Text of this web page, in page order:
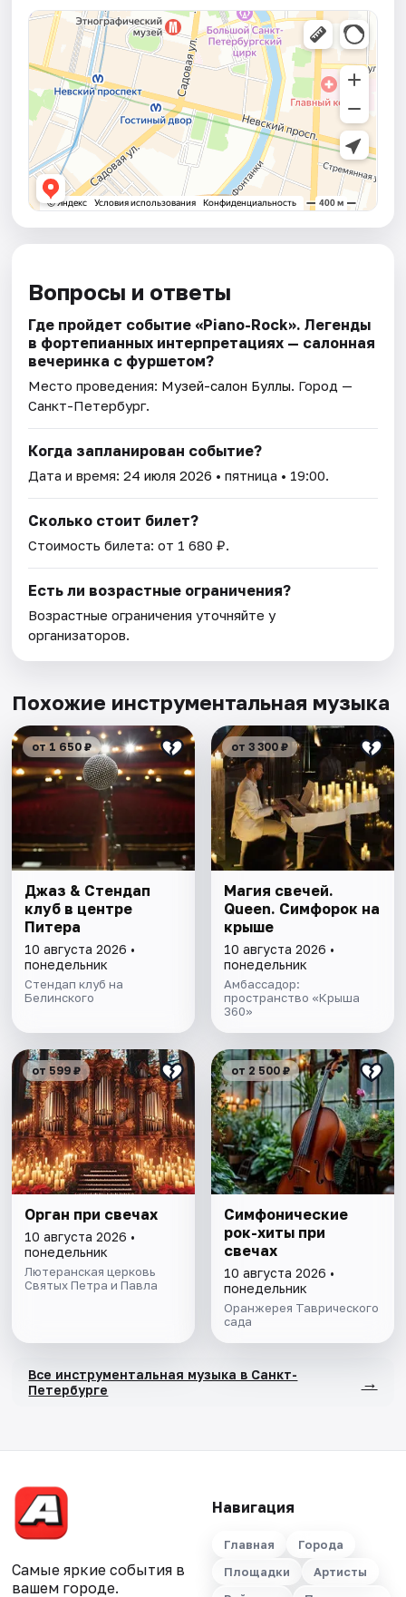
Вопросы и ответы
Где пройдет событие «Piano-Rock». Легенды
в фортепианных интерпретациях — салонная
вечеринка с фуршетом?
Место проведения: Музей-салон Буллы. Город —
Санкт-Петербург.
Когда запланирован событие?
Дата и время:24 июля 2026 • пятница • 19:00.
Сколько стоит билет?
Стоимость билета: от 1 680 ₽.
Есть ли возрастные ограничения?
Возрастные ограничения уточняйте у
организаторов.
Похожие инструментальная музыка
от 1 650 ₽
Джаз & Стендап
клуб в центре
Питера
10 августа 2026 •
понедельник
Стендап клуб на
Белинского
от 3 300 ₽
Магия свечей.
Queen. Симфорок на
крыше
10 августа 2026 •
понедельник
Амбассадор:
пространство «Крыша
360»
от 599 ₽
Орган при свечах
10 августа 2026 •
понедельник
Лютеранская церковь
Святых Петра и Павла
от 2 500 ₽
Симфонические
рок-хиты при
свечах
10 августа 2026 •
понедельник
Оранжерея Таврического
сада
Все инструментальная музыка в Санкт-
Петербурге
→
Самые яркие события в
вашем городе.
Навигация
Главная
Города
Площадки
Артисты